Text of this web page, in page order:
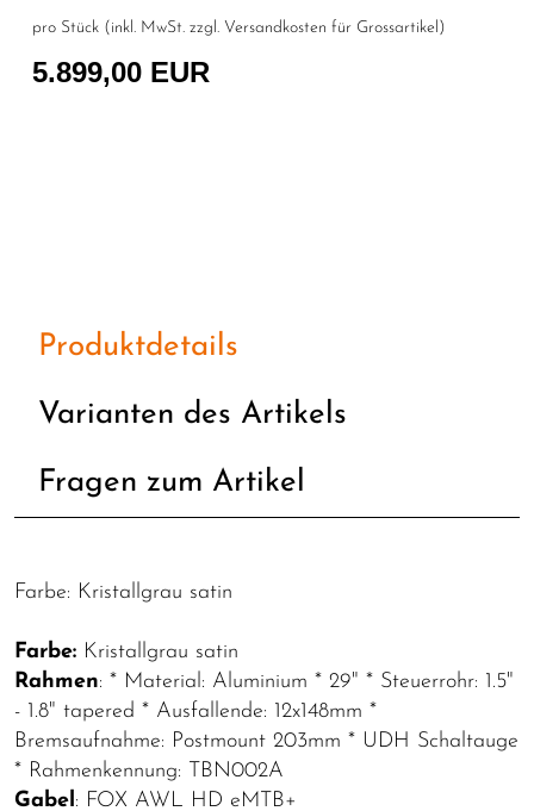
pro Stück (inkl. MwSt. zzgl. Versandkosten für Grossartikel )
5.899,00 EUR
Produktdetails
Varianten des Artikels
Fragen zum Artikel
Farbe: Kristallgrau satin
Farbe: Kristallgrau satin
Rahmen: * Material: Aluminium * 29" * Steuerrohr: 1.5"
- 1.8" tapered * Ausfallende: 12x148mm *
Bremsaufnahme: Postmount 203mm * UDH Schaltauge
* Rahmenkennung: TBN002A
Gabel: FOX AWL HD eMTB+